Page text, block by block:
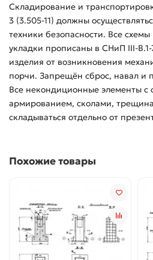
Складирование и
3 (3.505-11) должны
техники безопасности. Все схемы
укладки прописаны в СНиП III-
изделия от возникновения
порчи. Запрещён сброс, навал и
Все некондиционные элементы с
армированием, сколами,
складываться отдельно от
Похожие товары